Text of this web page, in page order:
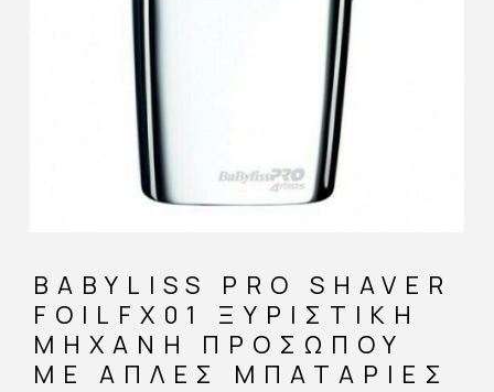
BABYLISS PRO SHAVER
FOILFX01 ΞΥΡΙΣΤΙΚΉ
ΜΗΧΑΝΉ ΠΡΟΣΏΠΟΥ
ΜΕ ΑΠΛΈΣ ΜΠΑΤΑΡΊΕΣ